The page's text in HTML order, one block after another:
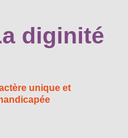
diginité
unique et